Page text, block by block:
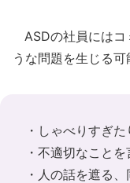
ASDの社員にはコ
うな問題を生じる可
・しゃべりすぎ
・不適切なことを
・人の話を遮る